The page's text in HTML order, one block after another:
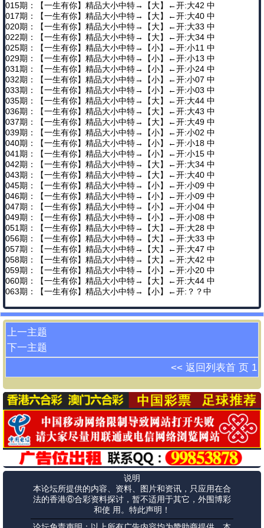
015期：【一生有你】精品大小中特→【大】←开:大42 中
017期：【一生有你】精品大小中特→【大】←开:大40 中
020期：【一生有你】精品大小中特→【大】←开:大33 中
022期：【一生有你】精品大小中特→【大】←开:大34 中
025期：【一生有你】精品大小中特→【小】←开:小11 中
029期：【一生有你】精品大小中特→【小】←开:小13 中
031期：【一生有你】精品大小中特→【小】←开:小24 中
032期：【一生有你】精品大小中特→【小】←开:小07 中
033期：【一生有你】精品大小中特→【小】←开:小03 中
035期：【一生有你】精品大小中特→【大】←开:大44 中
036期：【一生有你】精品大小中特→【大】←开:大43 中
037期：【一生有你】精品大小中特→【大】←开:大49 中
039期：【一生有你】精品大小中特→【小】←开:小02 中
040期：【一生有你】精品大小中特→【小】←开:小18 中
041期：【一生有你】精品大小中特→【小】←开:小15 中
042期：【一生有你】精品大小中特→【大】←开:大34 中
043期：【一生有你】精品大小中特→【大】←开:大40 中
045期：【一生有你】精品大小中特→【小】←开:小09 中
046期：【一生有你】精品大小中特→【小】←开:小09 中
047期：【一生有你】精品大小中特→【小】←开:小04 中
049期：【一生有你】精品大小中特→【小】←开:小08 中
051期：【一生有你】精品大小中特→【大】←开:大28 中
056期：【一生有你】精品大小中特→【大】←开:大33 中
057期：【一生有你】精品大小中特→【大】←开:大47 中
058期：【一生有你】精品大小中特→【大】←开:大42 中
059期：【一生有你】精品大小中特→【小】←开:小20 中
060期：【一生有你】精品大小中特→【大】←开:大44 中
063期：【一生有你】精品大小中特→【小】←开:？？中
上一主题
下一主题
<< 返回列表首 页 1
说明
本论坛所提供的内容、资料、图片和资讯，只应用在合
法的香港⑥合彩资料探讨，暂不适用于其它，外围博彩
和使 用。特此声明！